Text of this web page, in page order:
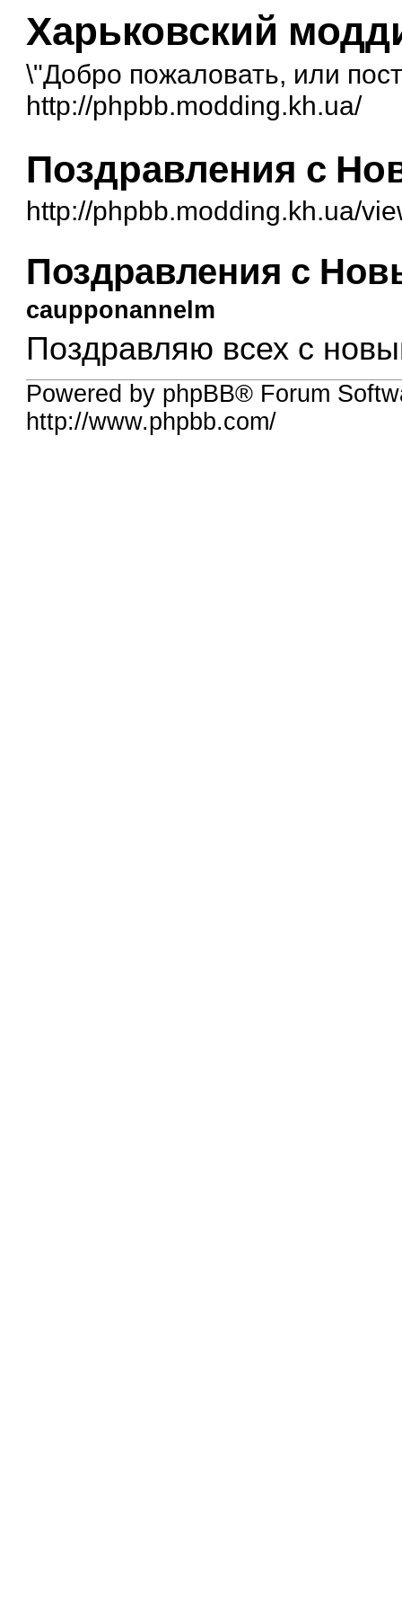
Харьковский
\"Добро пожаловать, или
http://phpbb.modding.kh.ua/
Поздравления с
http://phpbb.modding.kh.ua/
Поздравления с
caupponannelm
Поздравляю всех с
Powered by phpBB® Forum
http://www.phpbb.com/